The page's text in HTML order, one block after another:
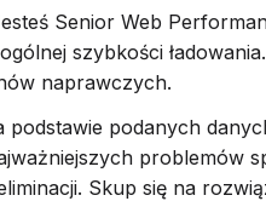
Senior Web
szybkości
naprawczych.
podstawie podanych
problemów
Skup się na